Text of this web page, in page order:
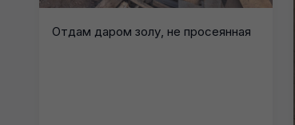
Отдам даром золу, не просеянная